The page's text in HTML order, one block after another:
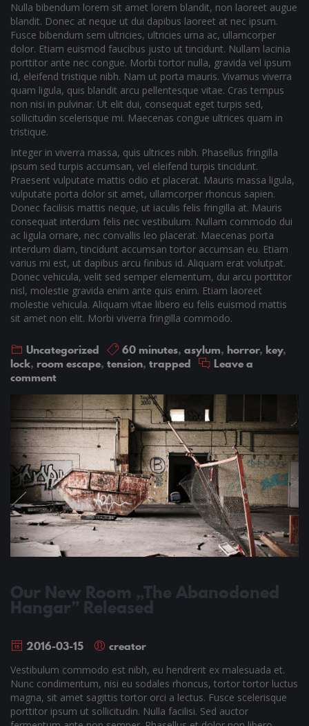
Nulla bibendum lorem sit amet lorem blandit, non laoreet augue
blandit. Donec at neque ut dui dapibus laoreet at nec ipsum.
Fusce bibendum sem ultricies, ultricies urna ac, ullamcorper
dolor. Etiam euismod faucibus justo ut tincidunt. Nullam lacinia
porttitor ante nec congue. Morbi tortor nulla, gravida vel ipsum
id, eleifend tristique nibh. Nam ut porta mauris. Vivamus viverra
quam ligula, quis blandit arcu pellentesque vitae. Cras tempus
non nisi in pulvinar. Ut elit dui, consequat eget turpis sed,
sollicitudin scelerisque mi. Maecenas congue ultrices quam in
tristique.
Integer in viverra massa, quis ultrices nibh. Phasellus fringilla
ipsum sed turpis accumsan, vel eleifend turpis tincidunt.
Praesent vulputate mattis odio et placerat. Mauris massa ligula,
vulputate porta dolor sit amet, ullamcorper rhoncus sapien.
Donec facilisis mattis neque, ut iaculis felis fringilla at. Mauris
consequat interdum felis nec vestibulum. Nullam commodo dui
ac ligula ornare, nec convallis leo placerat. Maecenas porta
interdum diam, tincidunt accumsan tortor accumsan eu. Etiam
varius mi est, ut dapibus arcu finibus id. Aliquam erat volutpat.
Donec vehicula, velit sed semper elementum, dui arcu porttitor
nisl, molestie gravida enim ante quis enim. Etiam laoreet
molestie vehicula. Aliquam vitae libero eu felis euismod mattis
sit amet non elit. Morbi viverra fringilla commodo.
Uncategorized 60 minutes, asylum, horror, key,
lock, room escape, tension, trapped
Leave a
comment
Our New Room „The Abanodoned
Hangar” Released
2016-03-15 creator
Vestibulum commodo est nibh, eu hendrerit ex malesuada et.
Nunc condimentum, nisi eu sodales rhoncus, tortor tortor luctus
magna, sit amet sagittis tortor orci a lectus. Fusce scelerisque
porttitor ipsum ut sollicitudin. Nulla facilisi. Sed auctor